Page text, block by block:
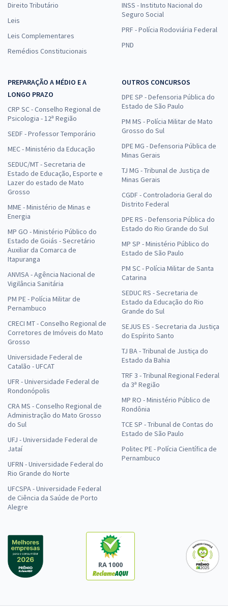
Direito Tributário
Leis
Leis Complementares
Remédios Constitucionais
INSS - Instituto Nacional do
Seguro Social
PRF - Polícia Rodoviária Federal
PND
PREPARAÇÃO A MÉDIO E A
LONGO PRAZO
CRP SC - Conselho Regional de
Psicologia - 12ª Região
SEDF - Professor Temporário
MEC - Ministério da Educação
SEDUC/MT - Secretaria de
Estado de Educação, Esporte e
Lazer do estado de Mato
Grosso
MME - Ministério de Minas e
Energia
MP GO - Ministério Público do
Estado de Goiás - Secretário
Auxiliar da Comarca de
Itapuranga
ANVISA - Agência Nacional de
Vigilância Sanitária
PM PE - Polícia Militar de
Pernambuco
CRECI MT - Conselho Regional de
Corretores de Imóveis do Mato
Grosso
Universidade Federal de
Catalão - UFCAT
UFR - Universidade Federal de
Rondonópolis
CRA MS - Conselho Regional de
Administração do Mato Grosso
do Sul
UFJ - Universidade Federal de
Jataí
UFRN - Universidade Federal do
Rio Grande do Norte
UFCSPA - Universidade Federal
de Ciência da Saúde de Porto
Alegre
OUTROS CONCURSOS
DPE SP - Defensoria Pública do
Estado de São Paulo
PM MS - Polícia Militar de Mato
Grosso do Sul
DPE MG - Defensoria Pública de
Minas Gerais
TJ MG - Tribunal de Justiça de
Minas Gerais
CGDF - Controladoria Geral do
Distrito Federal
DPE RS - Defensoria Pública do
Estado do Rio Grande do Sul
MP SP - Ministério Público do
Estado de São Paulo
PM SC - Polícia Militar de Santa
Catarina
SEDUC RS - Secretaria de
Estado da Educação do Rio
Grande do Sul
SEJUS ES - Secretaria da Justiça
do Espírito Santo
TJ BA - Tribunal de Justiça do
Estado da Bahia
TRF 3 - Tribunal Regional Federal
da 3ª Região
MP RO - Ministério Público de
Rondônia
TCE SP - Tribunal de Contas do
Estado de São Paulo
Politec PE - Polícia Científica de
Pernambuco
RA 1000